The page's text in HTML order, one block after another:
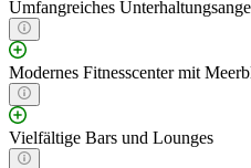
Umfangreiches
Modernes Fitnesscenter mit
Vielfältige Bars und Lounges